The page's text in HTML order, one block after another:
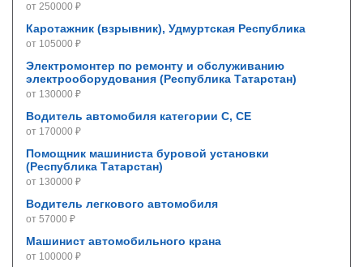
от 250000 ₽
Каротажник (взрывник), Удмуртская Республика
от 105000 ₽
Электромонтер по ремонту и обслуживанию
электрооборудования (Республика Татарстан)
от 130000 ₽
Водитель автомобиля категории С, СE
от 170000 ₽
Помощник машиниста буровой установки
(Республика Татарстан)
от 130000 ₽
Водитель легкового автомобиля
от 57000 ₽
Машинист автомобильного крана
от 100000 ₽